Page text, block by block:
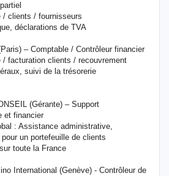
/ clients / fournisseurs
déclarations de TVA
– Comptable / Contrôleur financier
/ facturation clients / recouvrement
suivi de la trésorerie
(Gérante) – Support
et financier
: Assistance administrative,
un portefeuille de clients
toute la France
International (Genève) - Contrôleur de